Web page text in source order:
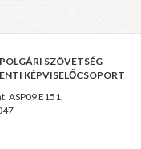
SZÖVETSÉG
KÉPVISELŐCSOPORT
ASP09 E151,